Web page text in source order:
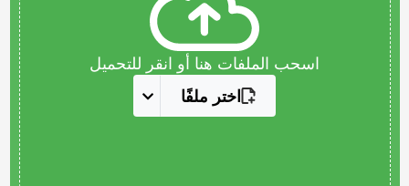
اسحب الملفات هنا أو انقر للتحميل
اختر ملفًا